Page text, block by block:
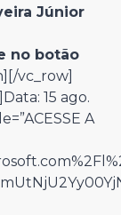
Júnior
no botão
vc_row]
15 ago.
A